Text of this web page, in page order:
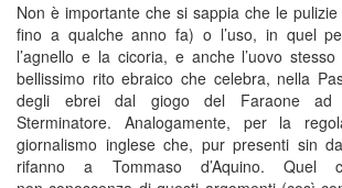
Non è importante che si sappia che le
fino a qualche anno fa) o l’uso, in quel
l’agnello e la cicoria, e anche l’uovo
bellissimo rito ebraico che celebra, nella
degli ebrei dal giogo del Faraone ad
Sterminatore. Analogamente, per la
giornalismo inglese che, pur presenti sin
rifanno a Tommaso d’Aquino.